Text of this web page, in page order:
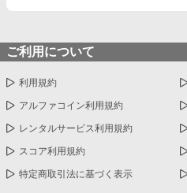
ご利用について
利用規約
アルファコイン利用規約
レンタルサービス利用規約
スコア利用規約
特定商取引法に基づく表示